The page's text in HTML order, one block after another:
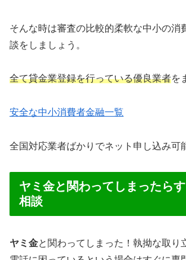
そんな時は審査の比較的柔軟な中小の消
談をしましょう。
全て貸金業登録を行っている優良業者を
安全な中小消費者金融一覧
全国対応業者ばかりでネット申し込み可
ヤミ金と関わってしまったら
相談
ヤミ金と関わってしまった！執拗な取り